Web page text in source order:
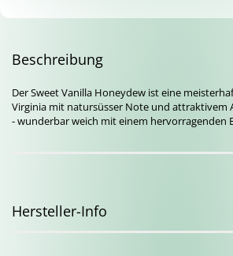
Beschreibung
Der Sweet Vanilla Honeydew ist eine
Virginia mit natursüsser Note und attraktivem
- wunderbar weich mit einem hervorragenden
Hersteller-Info